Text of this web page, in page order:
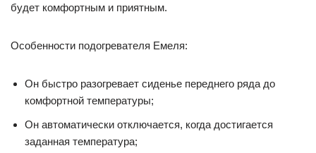
будет комфортным и приятным.
Особенности подогревателя Емеля:
Он быстро разогревает сиденье переднего ряда до
комфортной температуры;
Он автоматически отключается, когда достигается
заданная температура;